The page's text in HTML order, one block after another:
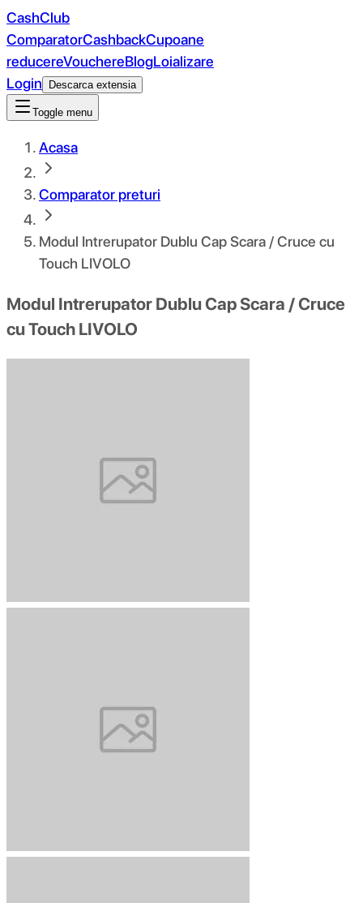
CashClub
ComparatorCashbackCupoane
reducereVouchereBlogLoializare
Login
Descarca extensia
Toggle menu
Acasa
Comparator preturi
Modul Intrerupator Dublu Cap Scara / Cruce cu
Touch LIVOLO
Modul Intrerupator Dublu Cap Scara / Cruce
cu Touch LIVOLO